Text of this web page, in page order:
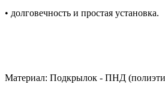
• долговечность и простая установка.
Материал: Подкрылок - ПНД